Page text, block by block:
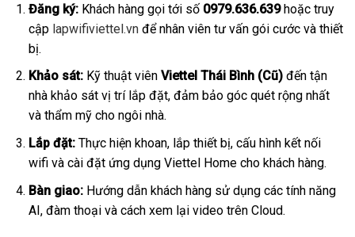
Đăng ký:Khách hàng gọi tới số 0979.636.639hoặc truy
cập lapwifiviettel.vnđể nhân viên tư vấn gói cước và thiết
bị.
Khảo sát:Kỹ thuật viên Viettel Thái Bình (Cũ)đến tận
nhà khảo sát vị trí lắp đặt, đảm bảo góc quét rộng nhất
và thẩm mỹ cho ngôi nhà.
Lắp đặt:Thực hiện khoan, lắp thiết bị, cấu hình kết nối
wifi và cài đặt ứng dụng Viettel Home cho khách hàng.
Bàn giao:Hướng dẫn khách hàng sử dụng các tính năng
AI, đàm thoại và cách xem lại video trên Cloud.